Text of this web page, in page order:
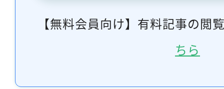
【無料会員向け】有料記事の閲
ちら